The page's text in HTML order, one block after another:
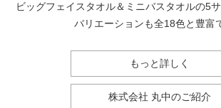
ビッグフェイスタオル＆ミニバスタオルの5サ
バリエーションも全18色と豊富
もっと詳しく
株式会社 丸中のご紹介